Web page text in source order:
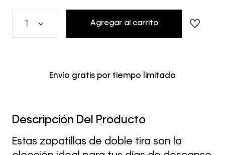
Agregar al carrito
Envío gratis por tiempo limitado
Descripción Del Producto
Estas zapatillas de doble tira son la